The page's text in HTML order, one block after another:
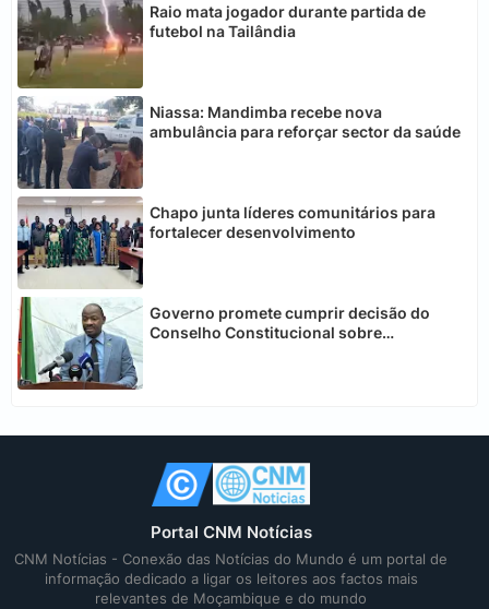
Raio mata jogador durante partida de
futebol na Tailândia
Niassa: Mandimba recebe nova
ambulância para reforçar sector da saúde
Chapo junta líderes comunitários para
fortalecer desenvolvimento
Governo promete cumprir decisão do
Conselho Constitucional sobre
Portal CNM Notícias
CNM Notícias - Conexão das Notícias do Mundo é um portal de
informação dedicado a ligar os leitores aos factos mais
relevantes de Moçambique e do mundo